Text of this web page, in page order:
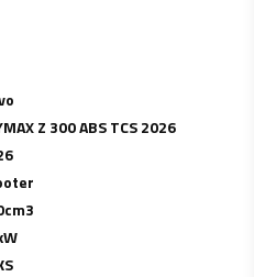
Z 300 ABS TCS 2026
cm3